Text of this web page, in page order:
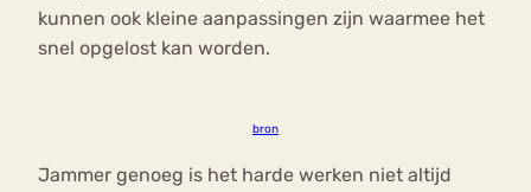
kunnen ook kleine aanpassingen zijn waarmee het
snel opgelost kan worden.
bron
Jammer genoeg is het harde werken niet altijd